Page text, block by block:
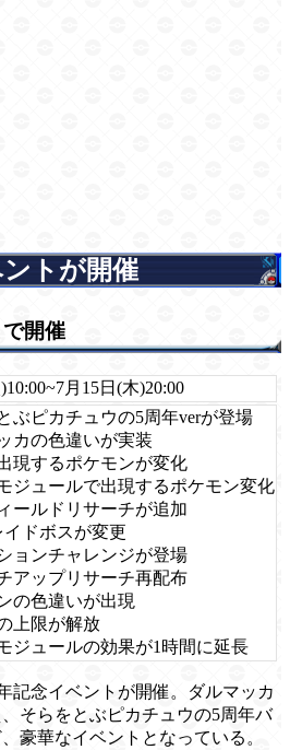
トが開催
開催
月15日(木)20:00
ぶピカチュウの5周年verが登場
カの色違いが実装
現するポケモンが変化
ジュールで出現するポケモン変化
ールドリサーチが追加
イドボスが変更
ョンチャレンジが登場
アップリサーチ再配布
の色違いが出現
上限が解放
ジュールの効果が1時間に延長
記念イベントが開催。ダルマッカ
そらをとぶピカチュウの5周年バ
豪華なイベントとなっている。